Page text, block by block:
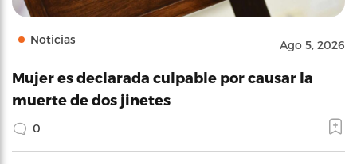
Noticias Ago 5, 2026
Mujer es declarada culpable por causar la
muerte de dos jinetes
0